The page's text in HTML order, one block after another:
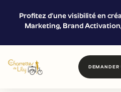
Profitez d’une visibilité en
Marketing, Brand
DEMANDER